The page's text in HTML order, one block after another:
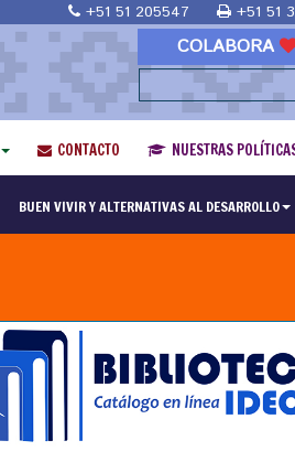
+51 51 205547 +51 51
COLABORA
CONTACTO NUESTRAS
BUEN VIVIR Y ALTERNATIVAS AL DESARROLLO